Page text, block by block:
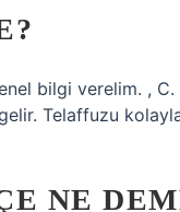
bilgi verelim. , C.
Telaffuzu
NE